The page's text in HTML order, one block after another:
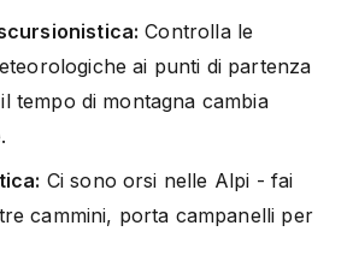
Controlla le
ai punti di partenza
tempo di montagna cambia
Ci sono orsi nelle Alpi - fai
cammini, porta campanelli per